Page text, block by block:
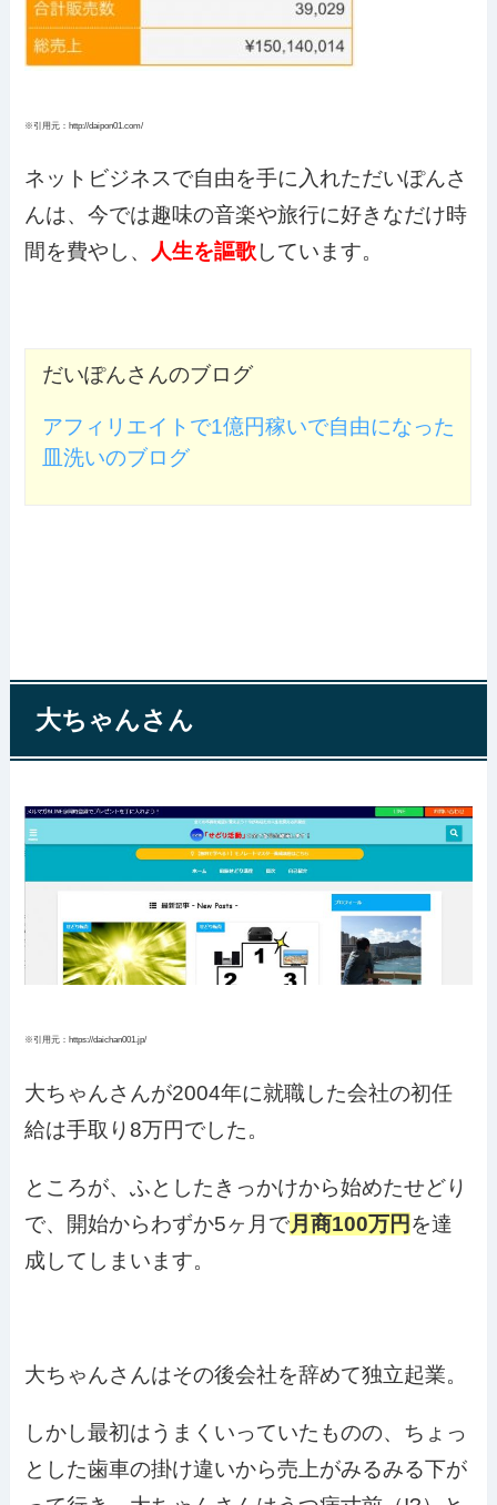
※引用元：http://daipon01.com/
ネットビジネスで自由を手に入れただいぽんさ
んは、今では趣味の音楽や旅行に好きなだけ時
間を費やし、 人生を謳歌しています。
だいぽんさんのブログ
アフィリエイトで1億円稼いで自由になった
皿洗いのブログ
大ちゃんさん
※引用元：https://daichan001.jp/
大ちゃんさんが2004年に就職した会社の初任
給は手取り8万円でした。
ところが、ふとしたきっかけから始めたせどり
で、開始からわずか5ヶ月で月商100万円 を達
成してしまいます。
大ちゃんさんはその後会社を辞めて独立起業。
しかし最初はうまくいっていたものの、ちょっ
とした歯車の掛け違いから売上がみるみる下が